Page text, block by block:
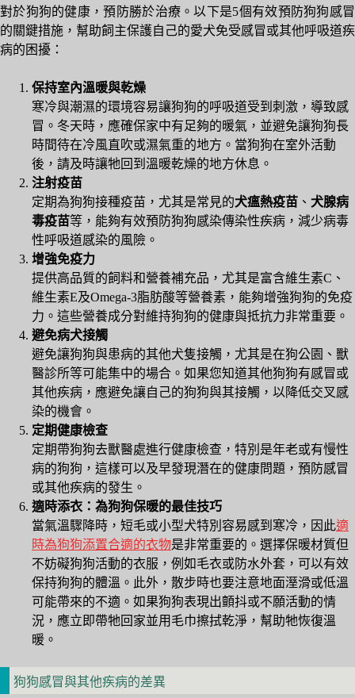
對於狗狗的健康，預防勝於治療。以下是5個有效預防狗狗感冒
的關鍵措施，幫助飼主保護自己的愛犬免受感冒或其他呼吸道疾
病的困擾：
保持室內溫暖與乾燥
寒冷與潮濕的環境容易讓狗狗的呼吸道受到刺激，導致感
冒。冬天時，應確保家中有足夠的暖氣，並避免讓狗狗長
時間待在冷風直吹或濕氣重的地方。當狗狗在室外活動
後，請及時讓牠回到溫暖乾燥的地方休息。
注射疫苗
定期為狗狗接種疫苗，尤其是常見的犬瘟熱疫苗 、 犬腺病
毒疫苗等，能夠有效預防狗狗感染傳染性疾病，減少病毒
性呼吸道感染的風險。
增強免疫力
提供高品質的飼料和營養補充品，尤其是富含維生素C、
維生素E及Omega-3脂肪酸等營養素，能夠增強狗狗的免疫
力。這些營養成分對維持狗狗的健康與抵抗力非常重要。
避免病犬接觸
避免讓狗狗與患病的其他犬隻接觸，尤其是在狗公園、獸
醫診所等可能集中的場合。如果您知道其他狗狗有感冒或
其他疾病，應避免讓自己的狗狗與其接觸，以降低交叉感
染的機會。
定期健康檢查
定期帶狗狗去獸醫處進行健康檢查，特別是年老或有慢性
病的狗狗，這樣可以及早發現潛在的健康問題，預防感冒
或其他疾病的發生。
適時添衣：為狗狗保暖的最佳技巧
當氣溫驟降時，短毛或小型犬特別容易感到寒冷，因此適
時為狗狗添置合適的衣物是非常重要的。選擇保暖材質但
不妨礙狗狗活動的衣服，例如毛衣或防水外套，可以有效
保持狗狗的體溫。此外，散步時也要注意地面溼滑或低溫
可能帶來的不適。如果狗狗表現出顫抖或不願活動的情
況，應立即帶牠回家並用毛巾擦拭乾淨，幫助牠恢復溫
暖。
狗狗感冒與其他疾病的差異